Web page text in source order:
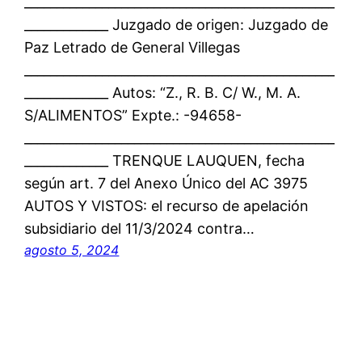
_____________ Juzgado de origen: Juzgado de
Paz Letrado de General Villegas
_____________ Autos: “Z., R. B. C/ W., M. A.
S/ALIMENTOS” Expte.: -94658-
_____________ TRENQUE LAUQUEN, fecha
según art. 7 del Anexo Único del AC 3975
AUTOS Y VISTOS: el recurso de apelación
subsidiario del 11/3/2024 contra…
agosto 5, 2024